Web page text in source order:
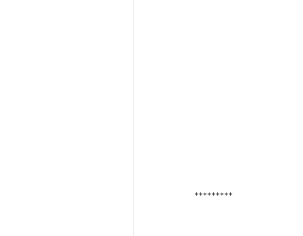
*********